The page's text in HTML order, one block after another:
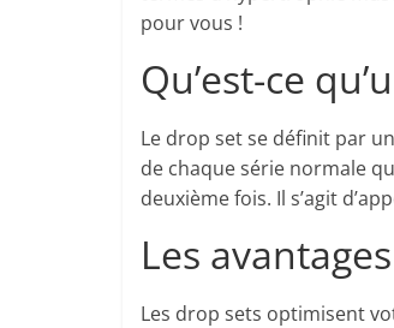
pour vous !
Qu’est-ce
Le drop set se définit par
de chaque série normale
deuxième fois. Il s’agit
Les
Les drop sets optimisent